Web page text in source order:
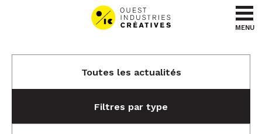
Aller au menu
Aller au contenu
MENU
Toutes les actualités
Filtres par type